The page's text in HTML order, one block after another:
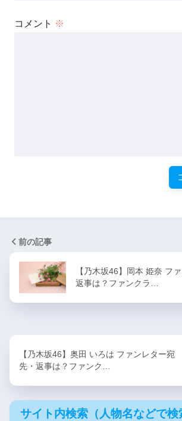
コメント ※
前の記事
【乃木坂46】岡本 姫奈 フ
返事は？ファンクラ…
【乃木坂46】奥田 いろは ファンレター宛
先・返事は？ファンク…
サイト内検索（人物名などで検